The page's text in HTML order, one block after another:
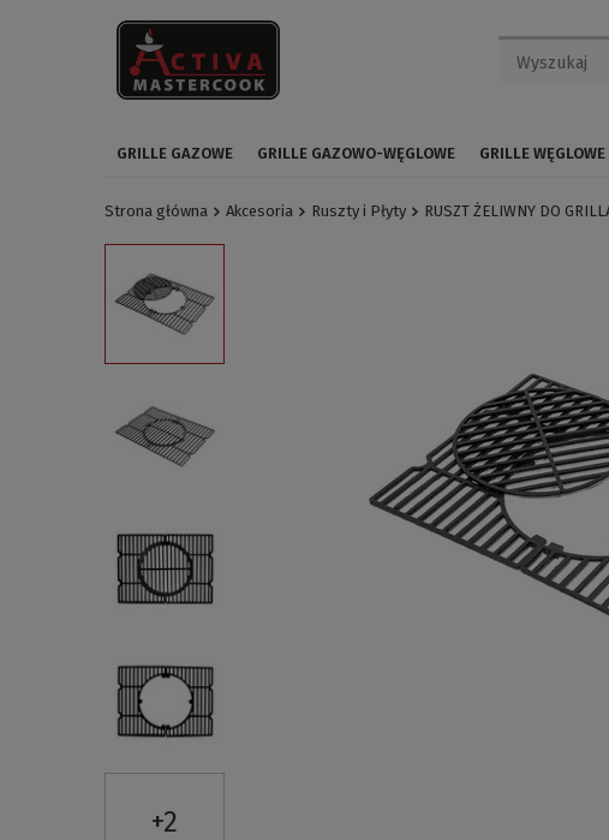
GRILLE GAZOWE GRILLE GAZOWO-WĘGLOWE GRILLE WĘGLOWE
Strona główna Akcesoria Ruszty i Płyty RUSZT ŻELIWNY DO
+2